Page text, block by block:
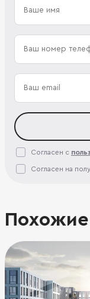
Согласен с
Согласен на